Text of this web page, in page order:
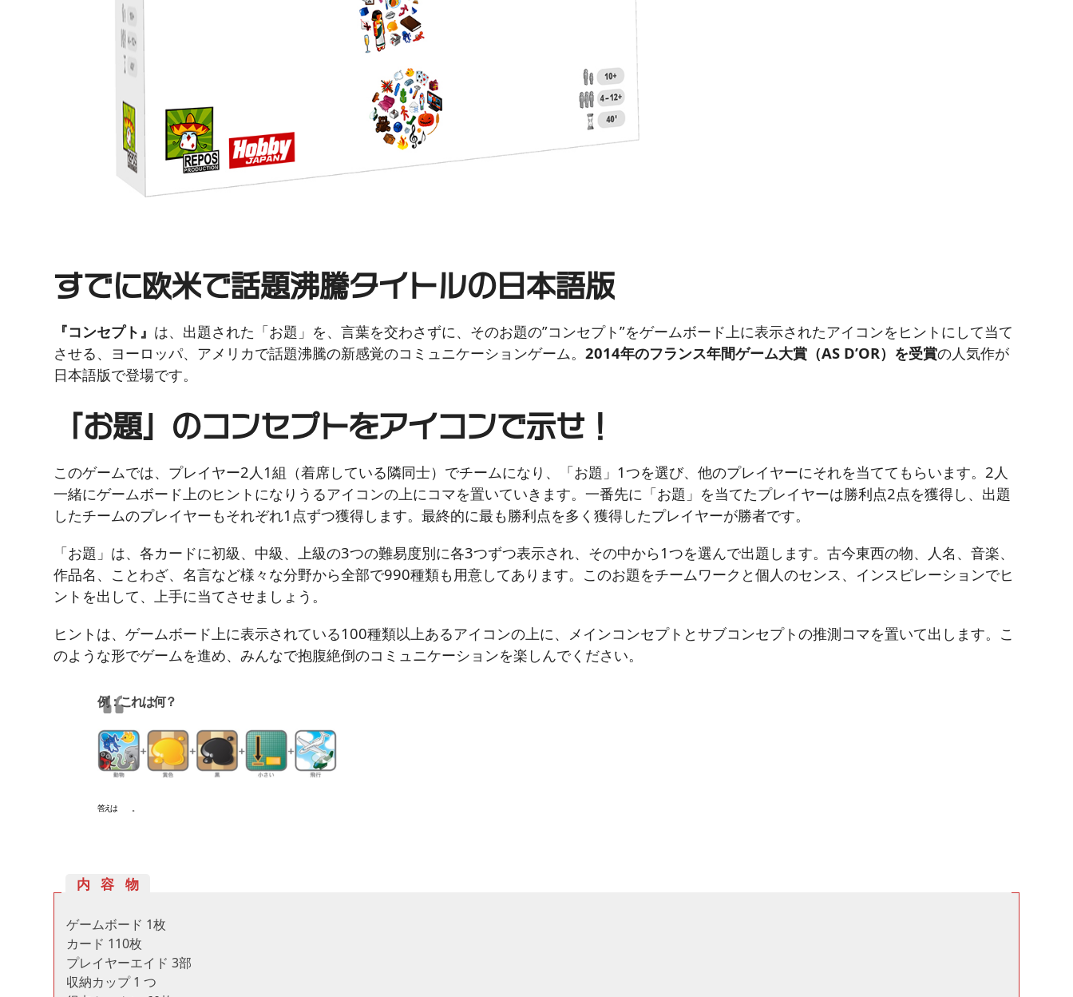
すでに欧米で話題沸騰タイトルの日本語版
『コンセプト』 は、出題された「お題」を、言葉を交わさずに、そのお題の”コンセプト”をゲームボード上に表示されたアイコンをヒントにして当て
させる、ヨーロッパ、アメリカで話題沸騰の新感覚のコミュニケーションゲーム。2014年のフランス年間ゲーム大賞（AS D’OR）を受賞の人気作が
日本語版で登場です。
「お題」のコンセプトをアイコンで示せ！
このゲームでは、プレイヤー2人1組（着席している隣同士）でチームになり、「お題」1つを選び、他のプレイヤーにそれを当ててもらいます。2人
一緒にゲームボード上のヒントになりうるアイコンの上にコマを置いていきます。一番先に「お題」を当てたプレイヤーは勝利点2点を獲得し、出題
したチームのプレイヤーもそれぞれ1点ずつ獲得します。最終的に最も勝利点を多く獲得したプレイヤーが勝者です。
「お題」は、各カードに初級、中級、上級の3つの難易度別に各3つずつ表示され、その中から1つを選んで出題します。古今東西の物、人名、音楽、
作品名、ことわざ、名言など様々な分野から全部で990種類も用意してあります。このお題をチームワークと個人のセンス、インスピレーションでヒ
ントを出して、上手に当てさせましょう。
ヒントは、ゲームボード上に表示されている100種類以上あるアイコンの上に、メインコンセプトとサブコンセプトの推測コマを置いて出します。こ
のような形でゲームを進め、みんなで抱腹絶倒のコミュニケーションを楽しんでください。
例：これは何？
答えはハ チ 。
内容物
ゲームボード 1枚
カード 110枚
プレイヤーエイド 3部
収納カップ 1 つ